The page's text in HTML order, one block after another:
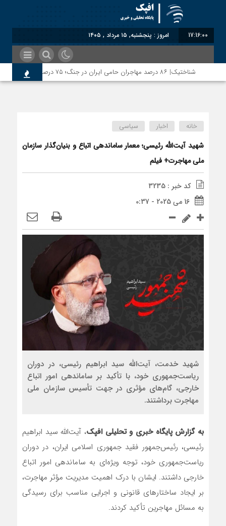
17:16:00 امروز : پنجشنبه, ۱۵ مرداد , ۱۴۰۵
شناختیک| ۸۶ درصد مهاجران حامی ایران در جنگ؛ ۷۵ درصد مهاجران دولت چهاردهم را خیرخواه خود نمی‌دانند
خانه اخبار سیاسی
شهید آیت‌الله رئیسی؛ معمار ساماندهی اتباع و بنیان‌گذار سازمان
ملی مهاجرت+ فیلم
کد خبر : 3235
16 می 2025 - 0:37
شهید خدمت، آیت‌الله سید ابراهیم رئیسی، در دوران
ریاست‌جمهوری خود، با تأکید بر ساماندهی امور اتباع
خارجی، گام‌های مؤثری در جهت تأسیس سازمان ملی
مهاجرت برداشتند.
به گزارش پایگاه خبری و تحلیلی افپک، آیت‌الله سید ابراهیم
رئیسی، رئیس‌جمهور فقید جمهوری اسلامی ایران، در دوران
ریاست‌جمهوری خود، توجه ویژه‌ای به ساماندهی امور اتباع
خارجی داشتند. ایشان با درک اهمیت مدیریت مؤثر مهاجرت،
بر ایجاد ساختارهای قانونی و اجرایی مناسب برای رسیدگی
به مسائل مهاجرین تأکید کردند.